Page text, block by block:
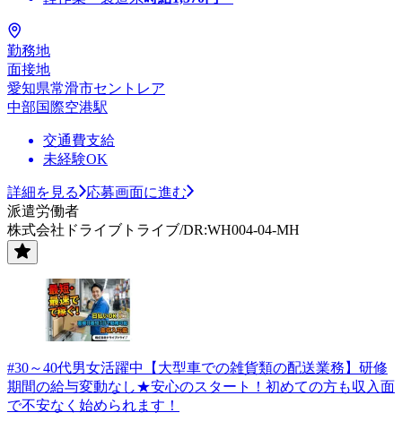
勤務地
面接地
愛知県常滑市セントレア
中部国際空港駅
交通費支給
未経験OK
詳細を見る
応募画面に進む
派遣労働者
株式会社ドライブトライブ/DR:WH004-04-MH
#30～40代男女活躍中【大型車での雑貨類の配送業務】研修
期間の給与変動なし★安心のスタート！初めての方も収入面
で不安なく始められます！